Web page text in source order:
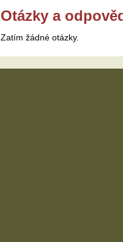
Otázky a
Zatím žádné otázky.